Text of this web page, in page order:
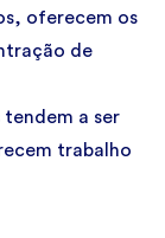
oferecem os
de
tendem a ser
trabalho